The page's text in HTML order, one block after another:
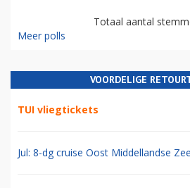
Totaal aantal
Meer polls
VOORDELIGE
TUI vliegtickets
Jul: 8-dg cruise Oost Middellandse